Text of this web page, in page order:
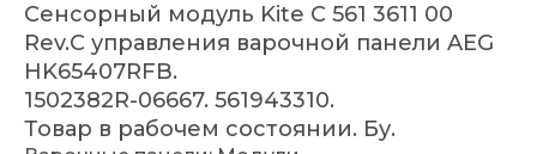
Сенсорный модуль Kite C 561 3611 00
Rev.C управления варочной панели AEG
HK65407RFB.
1502382R-06667. 561943310.
Товар в рабочем состоянии. Бу.